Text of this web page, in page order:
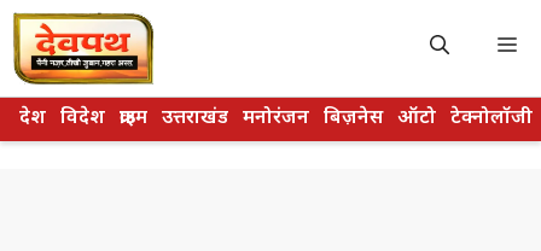
Skip
to
content
देश विदेश क्राइम उत्तराखंड मनोरंजन बिज़नेस ऑटो टेक्नोलॉजी